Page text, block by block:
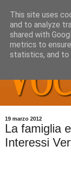
19 marzo 2012
La famiglia
Interessi
This site uses
and to analyze
shared with
metrics to
statistics, and to